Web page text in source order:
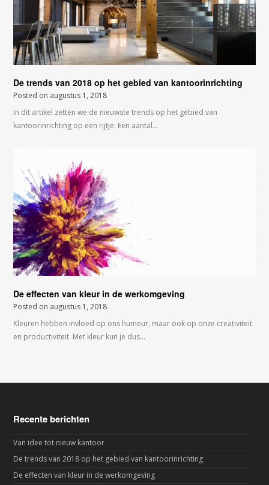
De trends van 2018 op het gebied van kantoorinrichting
Posted on augustus 1, 2018
In dit artikel zetten we de nieuwste trends op het gebied van
kantoorinrichting op een rijtje. Een aantal…
De effecten van kleur in de werkomgeving
Posted on augustus 1, 2018
Kleuren hebben invloed op ons humeur, maar ook op onze creativiteit
en productiviteit. Met kleur kun je dus…
Recente berichten
Van idee tot nieuw kantoor
De trends van 2018 op het gebied van kantoorinrichting
De effecten van kleur in de werkomgeving